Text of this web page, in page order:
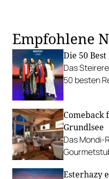
Empfohlene
Die 50
Das
50 besten
Comeback
Grundlsee
Das Mondi-
Esterhazy